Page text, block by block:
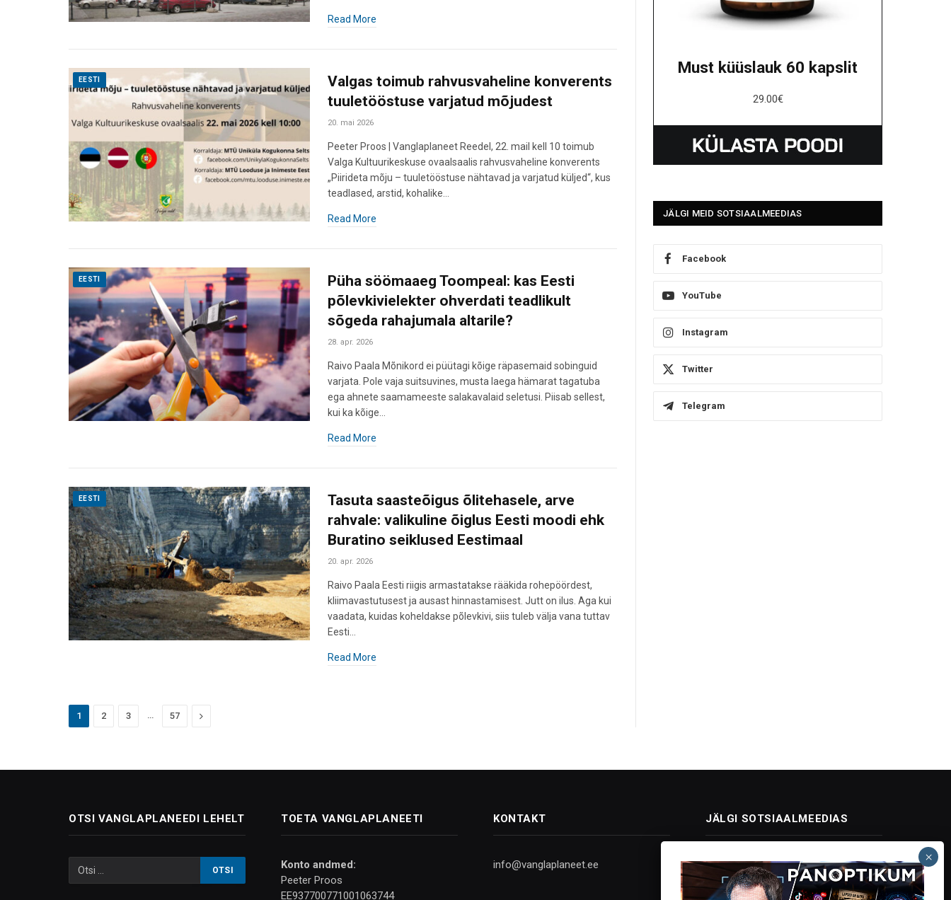
Read More
EESTI
Valgas toimub rahvusvaheline konverents
tuuletööstuse varjatud mõjudest
20. mai 2026
Peeter Proos | Vanglaplaneet Reedel, 22. mail kell 10 toimub
Valga Kultuurikeskuse ovaalsaalis rahvusvaheline konverents
„Piirideta mõju – tuuletööstuse nähtavad ja varjatud küljed“, kus
teadlased, arstid, kohalike…
Read More
EESTI
Püha söömaaeg Toompeal: kas Eesti
põlevkivielekter ohverdati teadlikult
sõgeda rahajumala altarile?
28. apr. 2026
Raivo Paala Mõnikord ei püütagi kõige räpasemaid sobinguid
varjata. Pole vaja suitsuvines, musta laega hämarat tagatuba
ega ahnete saamameeste salakavalaid seletusi. Piisab sellest,
kui ka kõige…
Read More
EESTI
Tasuta saasteõigus õlitehasele, arve
rahvale: valikuline õiglus Eesti moodi ehk
Buratino seiklused Eestimaal
20. apr. 2026
Raivo Paala Eesti riigis armastatakse rääkida rohepöördest,
kliimavastutusest ja ausast hinnastamisest. Jutt on ilus. Aga kui
vaadata, kuidas koheldakse põlevkivi, siis tuleb välja vana tuttav
Eesti…
Read More
1 2 3 … 57 Next
Must küüslauk 60 kapslit
29.00€
JÄLGI MEID SOTSIAALMEEDIAS
Facebook
YouTube
Instagram
Twitter
Telegram
OTSI VANGLAPLANEEDI LEHELT TOETA VANGLAPLANEETI
Konto andmed:
Peeter Proos
EE937700771001063744
KONTAKT
info@vanglaplaneet.ee
JÄLGI SOTSIAALMEEDIAS
Facebook
X
(Twitter)
InstagramYouTubeTelegram